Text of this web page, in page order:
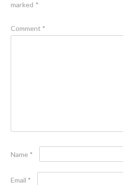
marked *
Comment *
Name *
Email *